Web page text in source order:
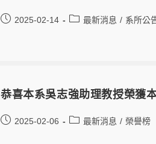
2025-02-14 最新消息 / 系所公
恭喜本系吳志強助理教授榮獲
2025-02-06 最新消息 / 榮譽榜